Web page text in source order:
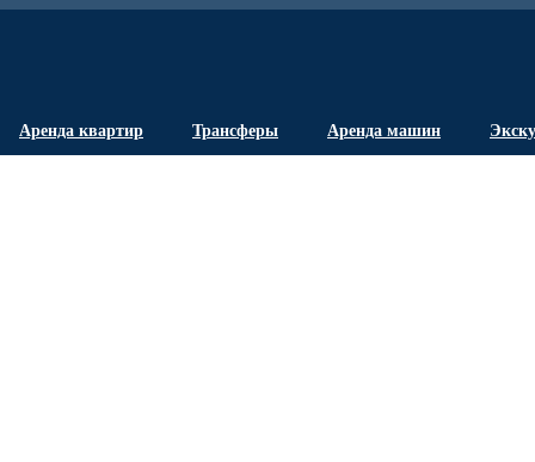
Аренда квартир Трансферы Аренда машин